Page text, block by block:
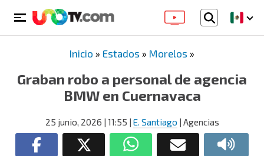
Inicio » Estados » Morelos »
Graban robo a personal de agencia
BMW en Cuernavaca
25 junio, 2026 | 11:55 | E. Santiago | Agencias